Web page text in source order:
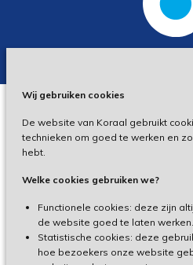
Wij gebruiken cookies
De website van Koraal gebruikt
technieken om goed te werken en
hebt.
Welke cookies gebruiken we?
Functionele cookies: deze zijn
de website goed te laten
Statistische cookies: deze
hoe bezoekers onze website